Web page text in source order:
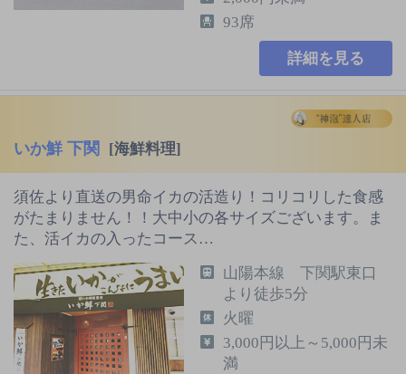
93席
詳細を見る
いか鮮 下関 [海鮮料理]
須佐より直送の男命イカの活造り！コリコリした食感
がたまりません！！大中小の各サイズございます。ま
た、活イカの入ったコース…
山陽本線 下関駅東口
より徒歩5分
火曜
3,000円以上～5,000円未
満